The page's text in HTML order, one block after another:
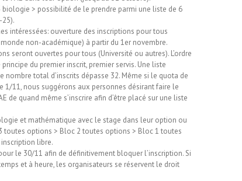
> possibilité de le prendre parmi une liste de 6
intéressées: ouverture des inscriptions pour tous
monde non-académique) à partir du 1er novembre.
seront ouvertes pour tous (Université ou autres). L’ordre
du premier inscrit, premier servis. Une liste
nombre total d’inscrits dépasse 32. Même si le quota de
1/11, nous suggérons aux personnes désirant faire le
de quand même s’inscrire afin d’être placé sur une liste
et mathématique avec le stage dans leur option ou
toutes options > Bloc 2 toutes options > Bloc 1 toutes
libre.
le 30/11 afin de définitivement bloquer l’inscription. Si
et à heure, les organisateurs se réservent le droit